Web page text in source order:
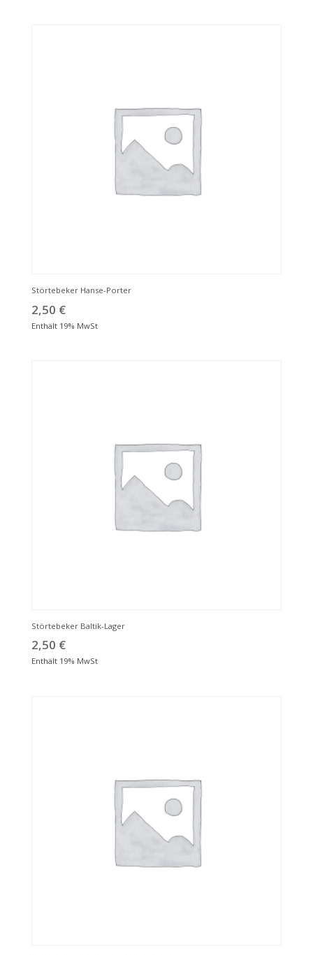
Störtebeker Hanse-Porter
2,50 €
Enthält 19% MwSt
Störtebeker Baltik-Lager
2,50 €
Enthält 19% MwSt